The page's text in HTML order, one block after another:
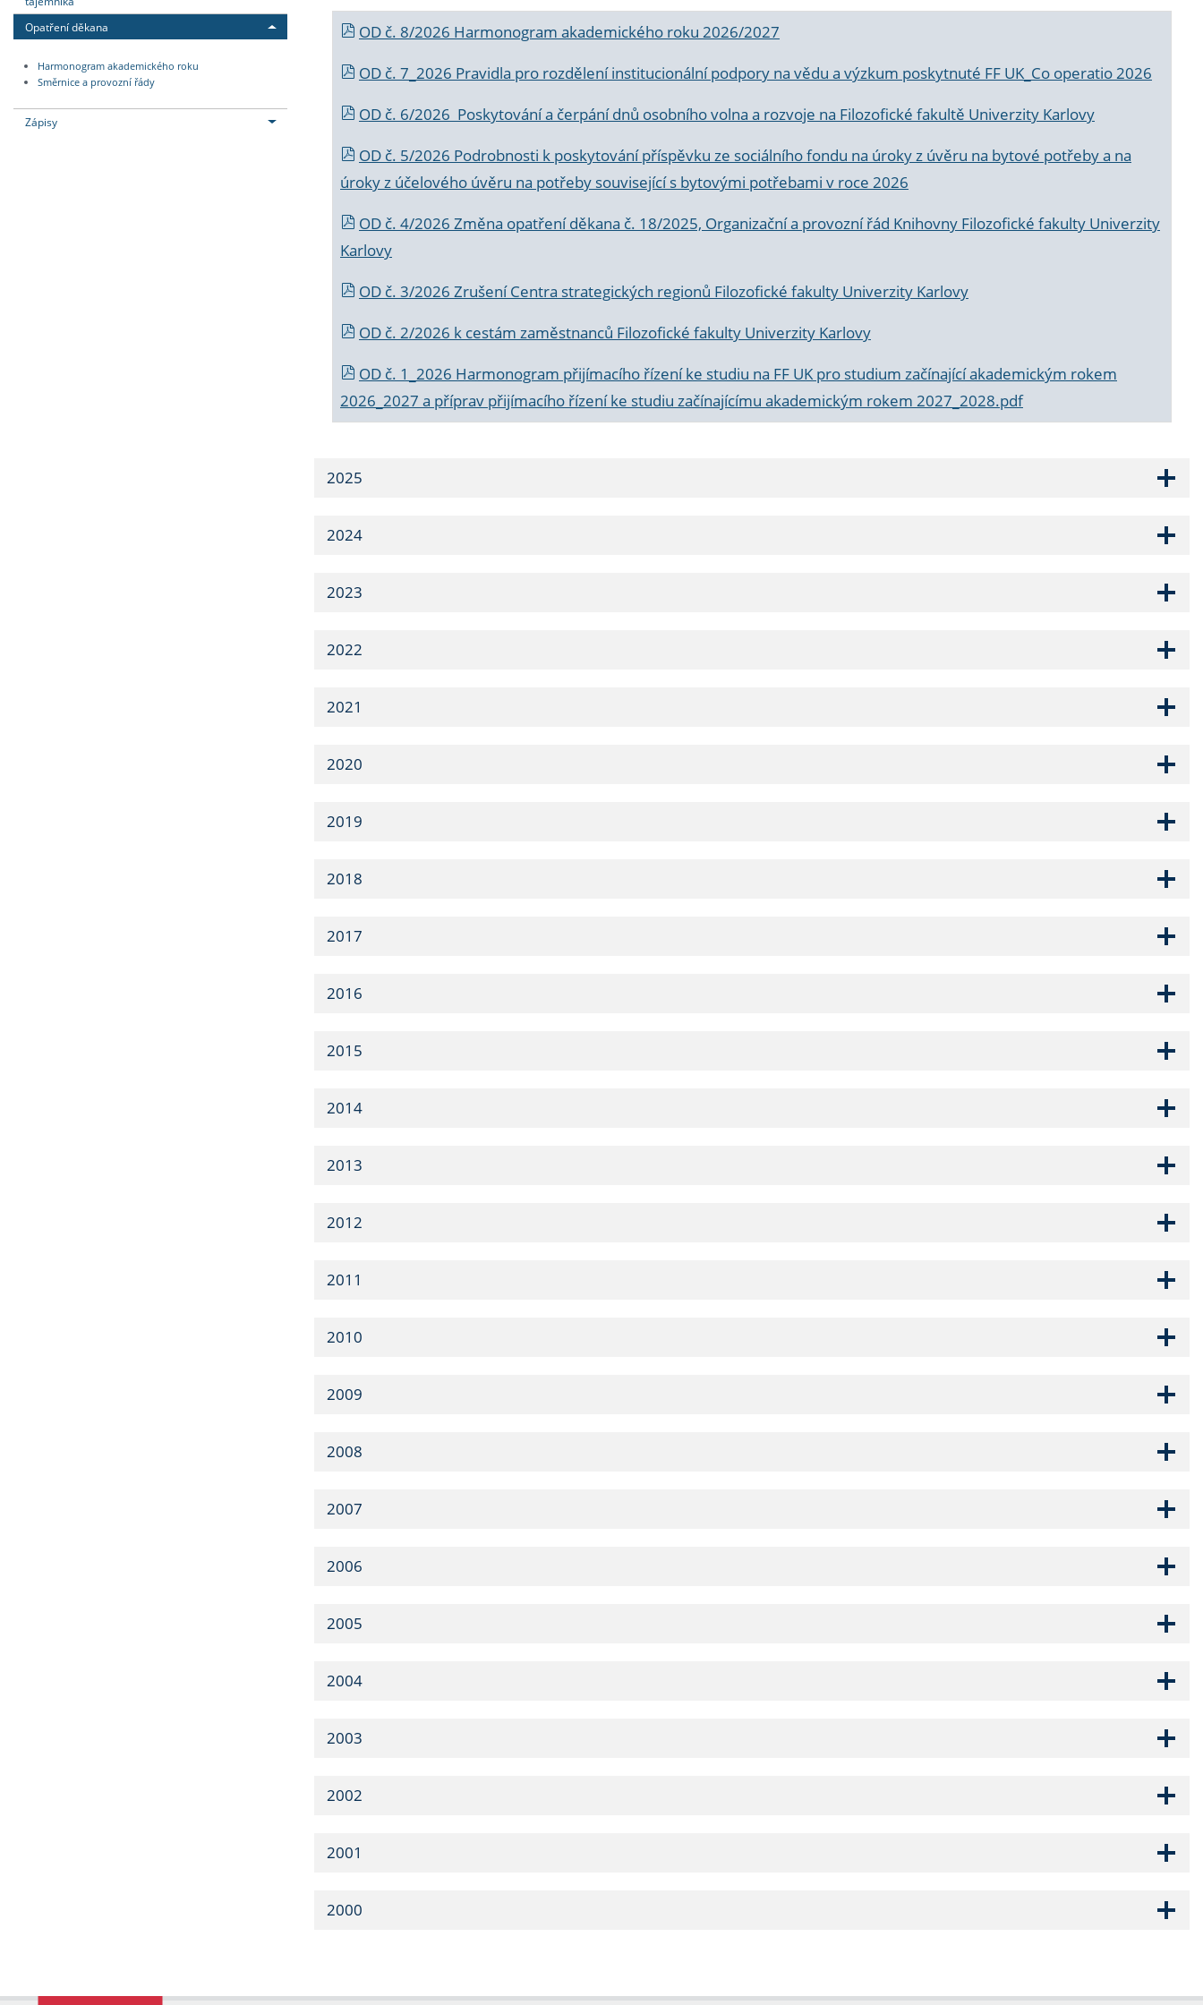
Opatření děkana
Harmonogram akademického roku
Směrnice a provozní řády
Zápisy
OD č. 8/2026 Harmonogram akademického roku 2026/2027
OD č. 7_2026 Pravidla pro rozdělení institucionální podpory na vědu a výzkum poskytnuté FF UK_Co operatio 2026
OD č. 6/2026 Poskytování a čerpání dnů osobního volna a rozvoje na Filozofické fakultě Univerzity Karlovy
OD č. 5/2026 Podrobnosti k poskytování příspěvku ze sociálního fondu na úroky z úvěru na bytové potřeby a na
úroky z účelového úvěru na potřeby související s bytovými potřebami v roce 2026
OD č. 4/2026 Změna opatření děkana č. 18/2025, Organizační a provozní řád Knihovny Filozofické fakulty Univerzity
Karlovy
OD č. 3/2026 Zrušení Centra strategických regionů Filozofické fakulty Univerzity Karlovy
OD č. 2/2026 k cestám zaměstnanců Filozofické fakulty Univerzity Karlovy
OD č. 1_2026 Harmonogram přijímacího řízení ke studiu na FF UK pro studium začínající akademickým rokem
2026_2027 a příprav přijímacího řízení ke studiu začínajícímu akademickým rokem 2027_2028.pdf
2025
2024
2023
2022
2021
2020
2019
2018
2017
2016
2015
2014
2013
2012
2011
2010
2009
2008
2007
2006
2005
2004
2003
2002
2001
2000